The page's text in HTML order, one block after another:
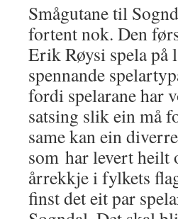
Smågutane til
fortent nok. Den
Erik Røysi spela på
spennande
fordi spelarane har
satsing slik ein må
same kan ein
som har levert heilt
årrekkje i fylkets
finst det eit par